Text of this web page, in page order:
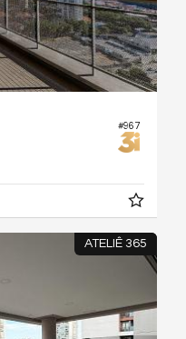
#967
ATELIÊ 365